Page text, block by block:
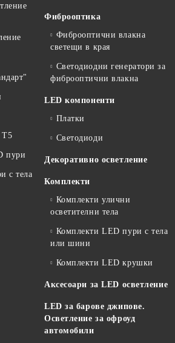
T5
пури
с тела
Фиброоптика
Фиброоптични влакна
светещи в края
Светодиодни генератори за
фиброоптични влакна
LED компоненти
Платки
Светодиоди
Декоративно осветление
Комплекти
Комплекти улични
осветителни тела
Комплекти LED пури с тела
или шини
Комплекти LED крушки
Аксесоари за LED осветление
LED за барове джипове.
Осветление за офроуд
автомобили